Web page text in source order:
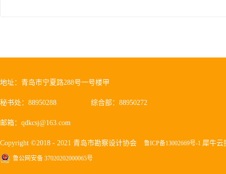
地址：青岛市宁夏路288号一号楼甲
秘书处：88950288 综合部：88950272
邮箱：qdkcsj@163.com
Copyright ©2018 - 2021 青岛市勘察设计协会 鲁ICP备13002669号-1 犀牛云
鲁公网安备 37020202000065号